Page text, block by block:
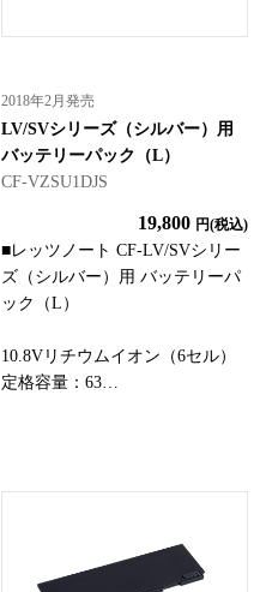
2018年2月発売
LV/SVシリーズ（シルバー）用
バッテリーパック（L）
CF-VZSU1DJS
19,800 円(税込)
■レッツノート CF-LV/SVシリー
ズ（シルバー）用 バッテリーパ
ック（L）
10.8Vリチウムイオン（6セル）
定格容量：63…